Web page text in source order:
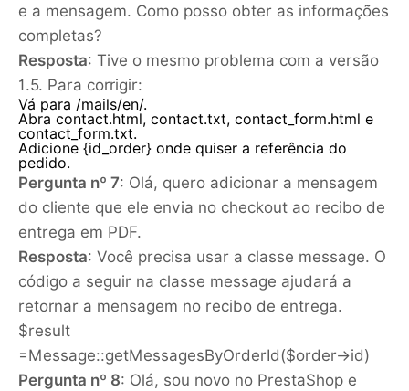
e a mensagem. Como posso obter as informações
completas?
Resposta: Tive o mesmo problema com a versão
1.5. Para corrigir:
Vá para /mails/en/.
Abra contact.html, contact.txt, contact_form.html e
contact_form.txt.
Adicione {id_order} onde quiser a referência do
pedido.
Pergunta nº 7: Olá, quero adicionar a mensagem
do cliente que ele envia no checkout ao recibo de
entrega em PDF.
Resposta: Você precisa usar a classe message. O
código a seguir na classe message ajudará a
retornar a mensagem no recibo de entrega.
$result
=Message::getMessagesByOrderId($order->id)
Pergunta nº 8: Olá, sou novo no PrestaShop e